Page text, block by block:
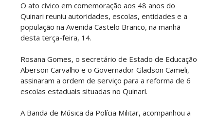
O ato cívico em comemoração aos 48 anos do
Quinari reuniu autoridades, escolas, entidades e a
população na Avenida Castelo Branco, na manhã
desta terça-feira, 14.
Rosana Gomes, o secretário de Estado de Educação
Aberson Carvalho e o Governador Gladson Cameli,
assinaram a ordem de serviço para a reforma de 6
escolas estaduais situadas no Quinarí.
A Banda de Música da Polícia Militar, acompanhou a